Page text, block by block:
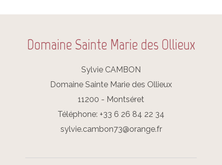
Domaine Sainte Marie des Ollieux
Sylvie CAMBON
Domaine Sainte Marie des Ollieux
11200 - Montséret
Téléphone: +33 6 26 84 22 34
sylvie.cambon73@orange.fr